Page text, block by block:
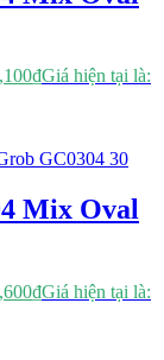
₫Giá hiện tại là:
Mix Oval
₫Giá hiện tại là: